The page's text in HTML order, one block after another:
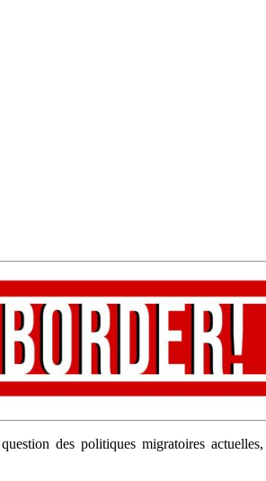
des politiques migratoires